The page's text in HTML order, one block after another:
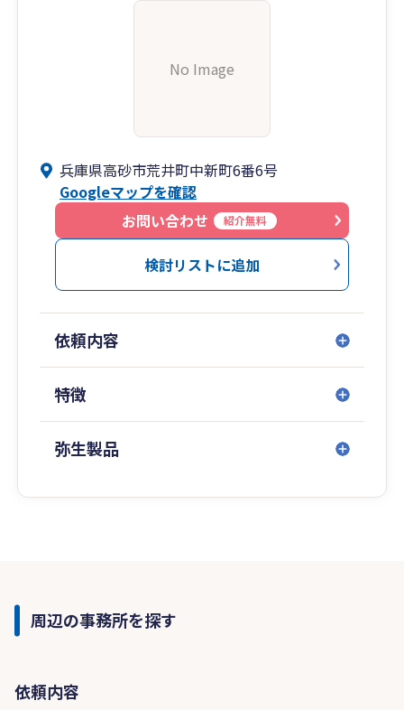
No Image
兵庫県高砂市荒井町中新町6番6号
Googleマップを確認
お問い合わせ
紹介無料
検討リストに追加
依頼内容
特徴
弥生製品
周辺の事務所を探す
依頼内容